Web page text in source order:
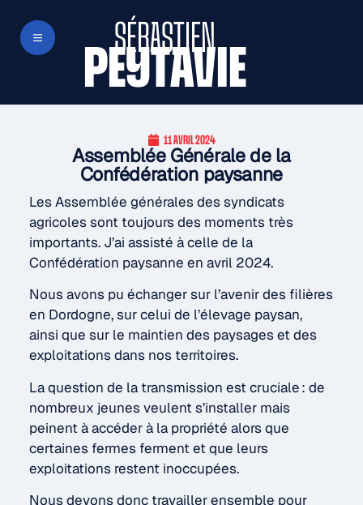
SÉBASTIEN
PEYTAVIE
11 AVRIL 2024
Assemblée Générale de la
Confédération paysanne
Les Assemblée générales des syndicats
agricoles sont toujours des moments très
importants. J’ai assisté à celle de la
Confédération paysanne en avril 2024.
Nous avons pu échanger sur l’avenir des filières
en Dordogne, sur celui de l’élevage paysan,
ainsi que sur le maintien des paysages et des
exploitations dans nos territoires.
La question de la transmission est cruciale : de
nombreux jeunes veulent s’installer mais
peinent à accéder à la propriété alors que
certaines fermes ferment et que leurs
exploitations restent inoccupées.
Nous devons donc travailler ensemble pour